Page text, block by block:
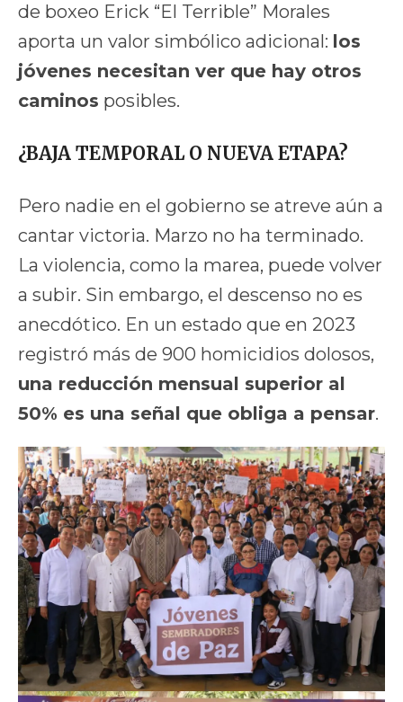
de boxeo Erick “El Terrible” Morales
aporta un valor simbólico adicional: los
jóvenes necesitan ver que hay otros
caminos posibles.
¿BAJA TEMPORAL O NUEVA ETAPA?
Pero nadie en el gobierno se atreve aún a
cantar victoria. Marzo no ha terminado.
La violencia, como la marea, puede volver
a subir. Sin embargo, el descenso no es
anecdótico. En un estado que en 2023
registró más de 900 homicidios dolosos,
una reducción mensual superior al
50% es una señal que obliga a pensar.